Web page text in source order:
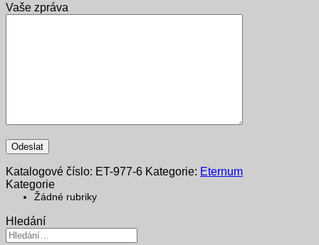
Vaše zpráva
Katalogové číslo: ET-977-6 Kategorie: Eternum
Kategorie
Žádné rubriky
Hledání
Hledat: